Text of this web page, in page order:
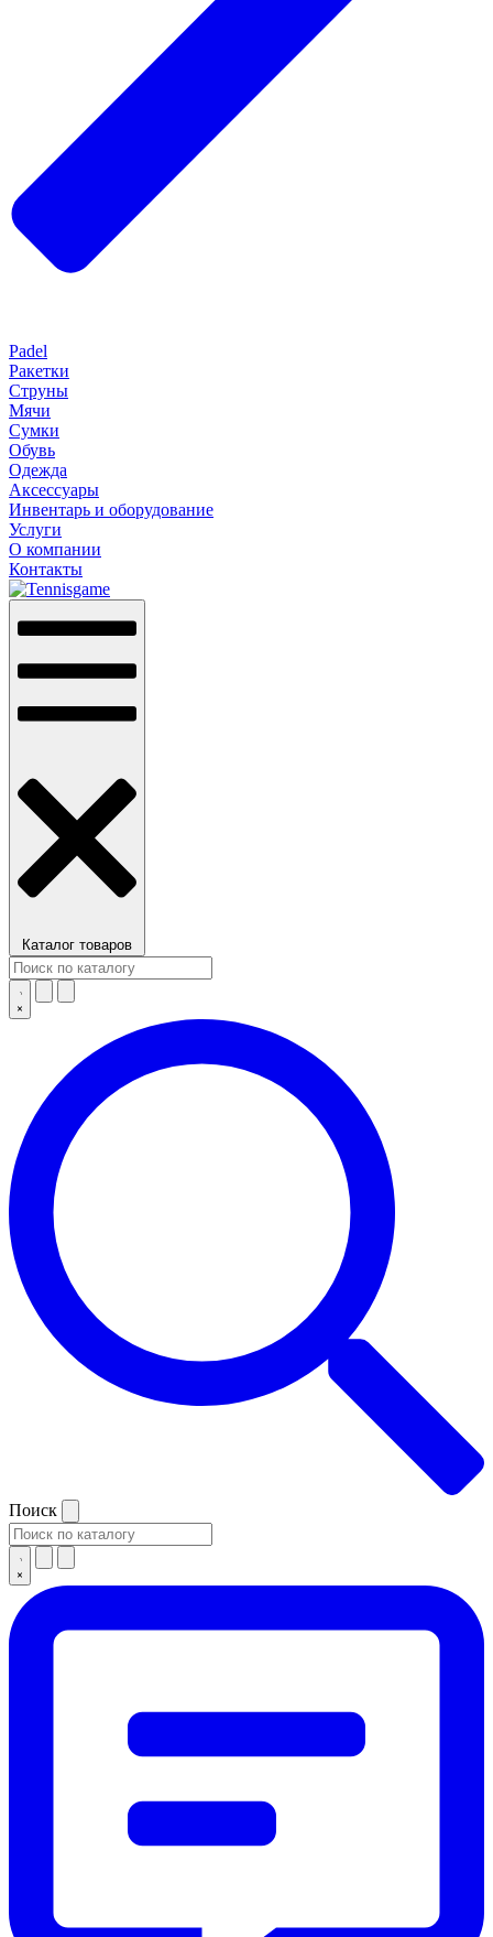
Padel
Ракетки
Струны
Мячи
Сумки
Обувь
Одежда
Аксессуары
Инвентарь и оборудование
Услуги
О компании
Контакты
Каталог товаров
Поиск